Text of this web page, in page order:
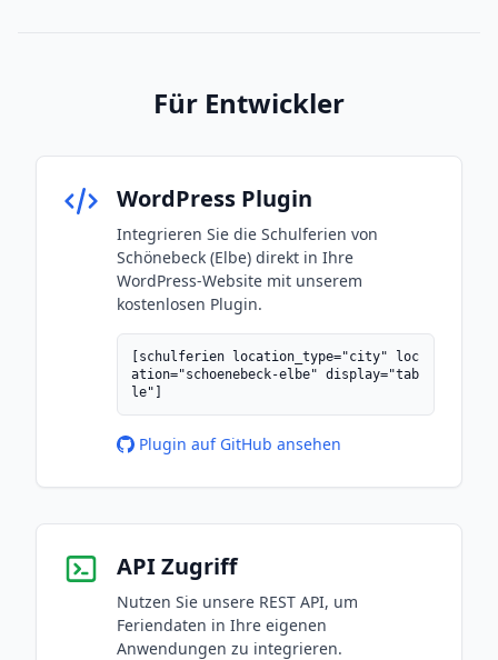
Für Entwickler
WordPress Plugin
Integrieren Sie die Schulferien von
Schönebeck (Elbe) direkt in Ihre
WordPress-Website mit unserem
kostenlosen Plugin.
[schulferien location_type="city" loc
ation="schoenebeck-elbe" display="tab
le"]
Plugin auf GitHub ansehen
API Zugriff
Nutzen Sie unsere REST API, um
Feriendaten in Ihre eigenen
Anwendungen zu integrieren.